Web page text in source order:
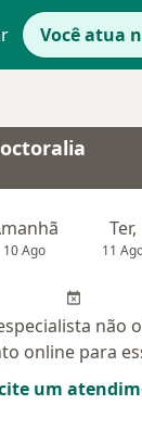
Você atua
10 Ago
Ter,
11
não
online para
um